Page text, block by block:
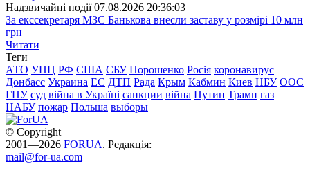
Надзвичайні події 07.08.2026 20:36:03
За екссекретаря МЗС Банькова внесли заставу у розмірі 10 млн
грн
Читати
Теги
АТО УПЦ РФ США СБУ Порошенко Росія коронавирус
Донбасс Украина ЕС ДТП Рада Крым Кабмин Киев НБУ ООС
ГПУ суд війна в Україні санкции війна Путин Трамп газ
НАБУ пожар Польша выборы
© Copyright
2001—2026 FORUA. Редакція:
mail@for-ua.com